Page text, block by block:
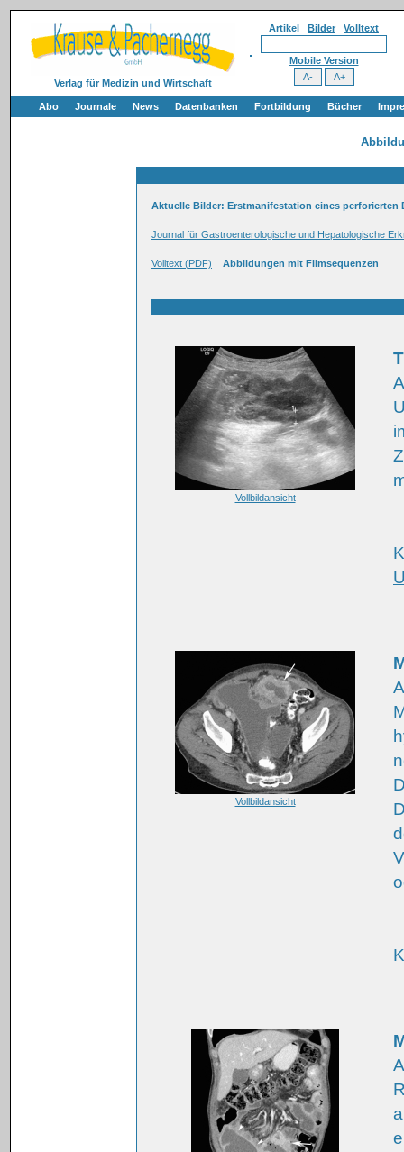
Verlag für Medizin und Wirtschaft
Artikel Bilder Volltext
Mobile Version
Abo Journale News Datenbanken Fortbildung Bücher
Aktuelle Bilder: Erstmanifestation eines perforierten
Journal für Gastroenterologische und Hepatologische
Volltext (PDF) Abbildungen mit Filmsequenzen
Vollbildansicht
Vollbildansicht